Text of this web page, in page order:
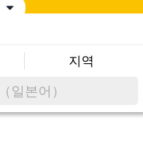
지역